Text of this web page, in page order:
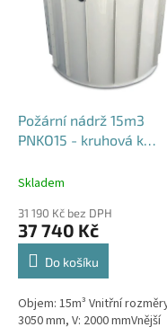
Požární nádrž 15m3
PNKO15 - kruhová k
Skladem
31 190 Kč bez DPH
37 740 Kč
Do košíku
Objem: 15m³ Vnitřní
3050 mm, V: 2000 mmVnější